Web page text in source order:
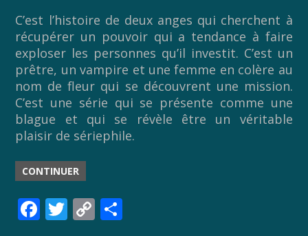
C’est l’histoire de deux anges qui cherchent à
récupérer un pouvoir qui a tendance à faire
exploser les personnes qu’il investit. C’est un
prêtre, un vampire et une femme en colère au
nom de fleur qui se découvrent une mission.
C’est une série qui se présente comme une
blague et qui se révèle être un véritable
plaisir de sériephile.
CONTINUER
F T C